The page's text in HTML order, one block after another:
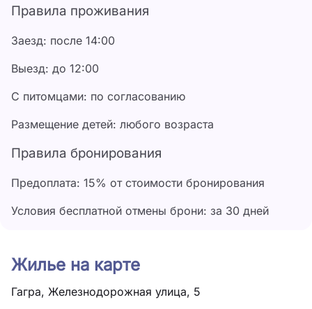
1 августа - 31 августа
Правила проживания
Заезд: после 14:00
Выезд: до 12:00
С питомцами: по согласованию
Размещение детей: любого возраста
Правила бронирования
Предоплата: 15% от стоимости бронирования
Условия бесплатной отмены брони: за 30 дней
Жилье на карте
Гагра, Железнодорожная улица, 5